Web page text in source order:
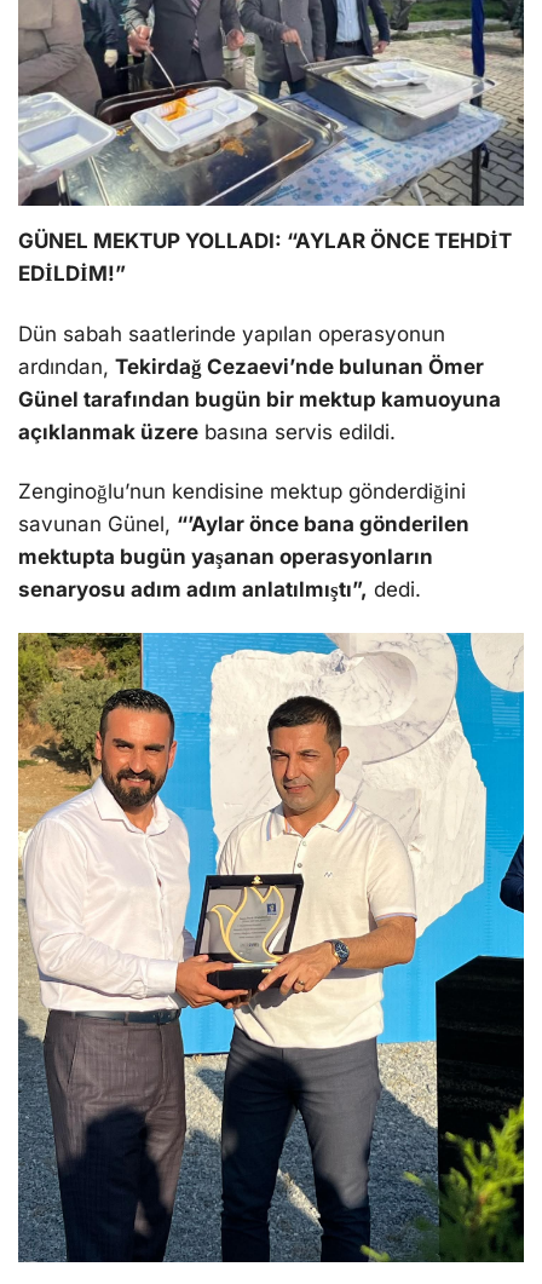
GÜNEL MEKTUP YOLLADI: “AYLAR ÖNCE TEHDİT
EDİLDİM!”
Dün sabah saatlerinde yapılan operasyonun
ardından, Tekirdağ Cezaevi’nde bulunan Ömer
Günel tarafından bugün bir mektup kamuoyuna
açıklanmak üzere basına servis edildi.
Zenginoğlu’nun kendisine mektup gönderdiğini
savunan Günel, “’Aylar önce bana gönderilen
mektupta bugün yaşanan operasyonların
senaryosu adım adım anlatılmıştı”, dedi.